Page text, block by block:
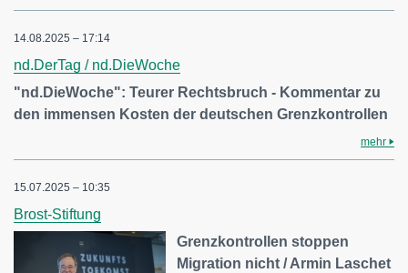
14.08.2025 – 17:14
nd.DerTag / nd.DieWoche
"nd.DieWoche": Teurer Rechtsbruch - Kommentar zu
den immensen Kosten der deutschen Grenzkontrollen
mehr
15.07.2025 – 10:35
Brost-Stiftung
Grenzkontrollen stoppen
Migration nicht / Armin Laschet